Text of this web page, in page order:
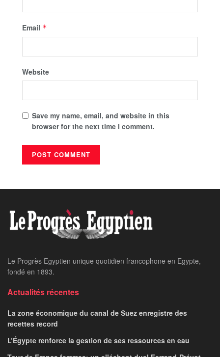
Email *
Website
Save my name, email, and website in this
browser for the next time I comment.
Le Progrès Egyptien unique quotidien francophone en Egypte,
fondé en 1893.
Actualités récentes
La zone économique du canal de Suez enregistre des
recettes record
L’Égypte renforce la gestion de ses ressources en eau